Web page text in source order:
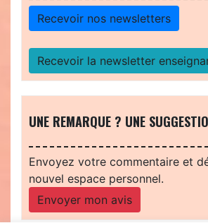
Recevoir nos newsletters
Recevoir la newsletter
UNE REMARQUE ? UNE
Envoyez votre commentaire et
nouvel espace personnel.
Envoyer mon avis